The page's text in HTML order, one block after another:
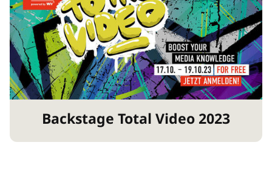
Backstage Total Video 2023